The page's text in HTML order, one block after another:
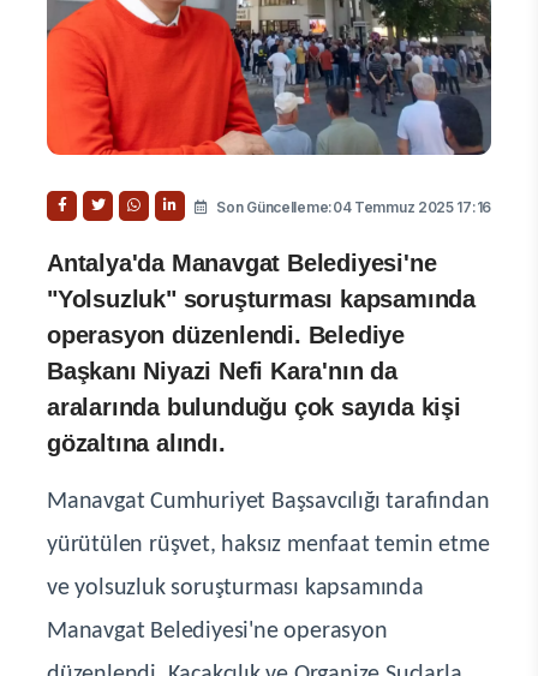
Son Güncelleme:04 Temmuz 2025 17:16
Antalya'da Manavgat Belediyesi'ne
"Yolsuzluk" soruşturması kapsamında
operasyon düzenlendi. Belediye
Başkanı Niyazi Nefi Kara'nın da
aralarında bulunduğu çok sayıda kişi
gözaltına alındı.
Manavgat Cumhuriyet Başsavcılığı tarafından
yürütülen rüşvet, haksız menfaat temin etme
ve yolsuzluk soruşturması kapsamında
Manavgat Belediyesi'ne operasyon